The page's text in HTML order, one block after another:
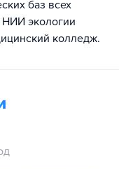
баз всех
экологии
колледж.